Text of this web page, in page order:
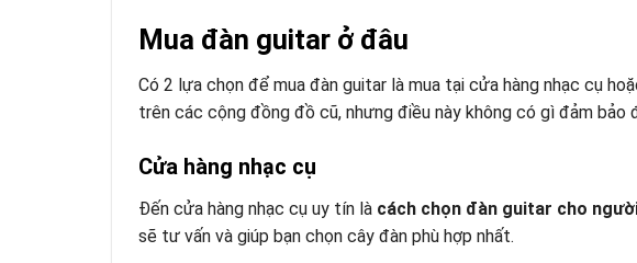
Mua đàn guitar ở đâu
Có 2 lựa chọn để mua đàn guitar là mua tại cửa hàng nhạc cụ
trên các cộng đồng đồ cũ, nhưng điều này không có gì đảm
Cửa hàng nhạc cụ
Đến cửa hàng nhạc cụ uy tín là cách chọn đàn guitar cho
sẽ tư vấn và giúp bạn chọn cây đàn phù hợp nhất.